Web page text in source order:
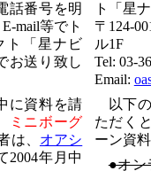
話番号を明
mail等でト
ト「星ナビ
お送り致し
に資料を請
ミニボーグ
は、 オアシ
2004年月中
ト「星
〒124-
ル1F
Tel: 03-
Email:
以下
ただく
ーン資
●オン